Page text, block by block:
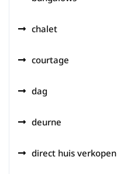
chalet
courtage
dag
deurne
direct huis verkopen